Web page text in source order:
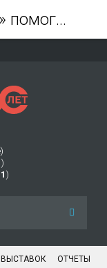
)
)
ВЫСТАВОК ОТЧЕТЫ
«Кузбассразрезуголь» помог собрать в школу почти 2 тыс. детей - Журнал Горная промышленность